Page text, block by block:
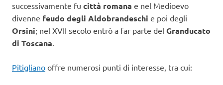
successivamente fu città romana e nel Medioevo
divenne feudo degli Aldobrandeschi e poi degli
Orsini; nel XVII secolo entrò a far parte del Granducato
di Toscana.
Pitigliano offre numerosi punti di interesse, tra cui: